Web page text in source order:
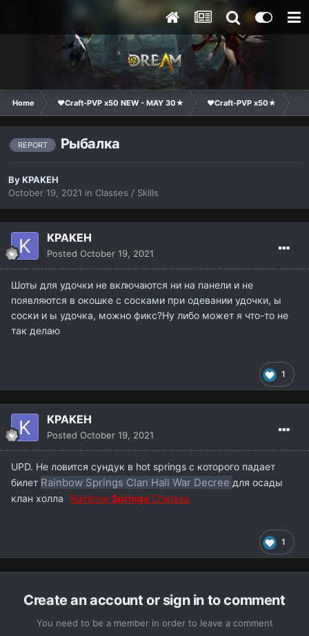
Home ❤Craft-PVP x50 NEW - MAY 30★ ❤Craft-PVP x50★
REPORT Рыбалка
ByKPAKEH
October 19, 2021 in Classes / Skills
KPAKEH
Posted October 19, 2021
Шоты для удочки не включаются ни на панели и не
появляются в окошке с сосками при одевании удочки, ы
соски и ы удочка, можно фикс?Ну либо может я что-то не
так делаю
1
KPAKEH
Posted October 19, 2021
UPD. Не ловится сундук в hot springs с которого падает
билет Rainbow Springs Clan Hall War Decree для осады
клан холла
Rainbow Springs Chateau
1
Create an account or sign in to comment
You need to be a member in order to leave a comment